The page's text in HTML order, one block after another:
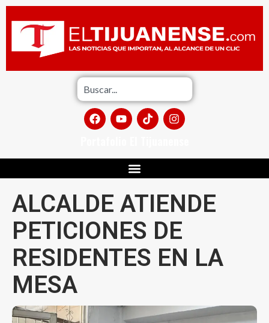
ALCALDE ATIENDE
PETICIONES DE
RESIDENTES EN LA
MESA